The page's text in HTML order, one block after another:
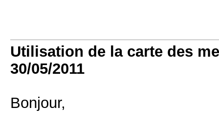
Utilisation de la carte des
30/05/2011
Bonjour,